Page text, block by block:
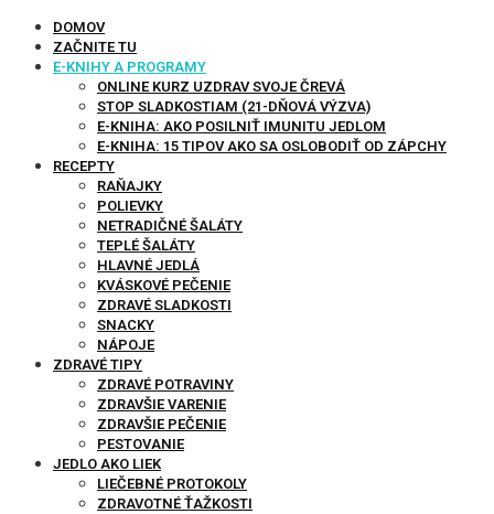
DOMOV
ZAČNITE TU
E-KNIHY A PROGRAMY
ONLINE KURZ UZDRAV SVOJE ČREVÁ
STOP SLADKOSTIAM (21-DŇOVÁ VÝZVA)
E-KNIHA: AKO POSILNIŤ IMUNITU JEDLOM
E-KNIHA: 15 TIPOV AKO SA OSLOBODIŤ OD ZÁPCHY
RECEPTY
RAŇAJKY
POLIEVKY
NETRADIČNÉ ŠALÁTY
TEPLÉ ŠALÁTY
HLAVNÉ JEDLÁ
KVÁSKOVÉ PEČENIE
ZDRAVÉ SLADKOSTI
SNACKY
NÁPOJE
ZDRAVÉ TIPY
ZDRAVÉ POTRAVINY
ZDRAVŠIE VARENIE
ZDRAVŠIE PEČENIE
PESTOVANIE
JEDLO AKO LIEK
LIEČEBNÉ PROTOKOLY
ZDRAVOTNÉ ŤAŽKOSTI